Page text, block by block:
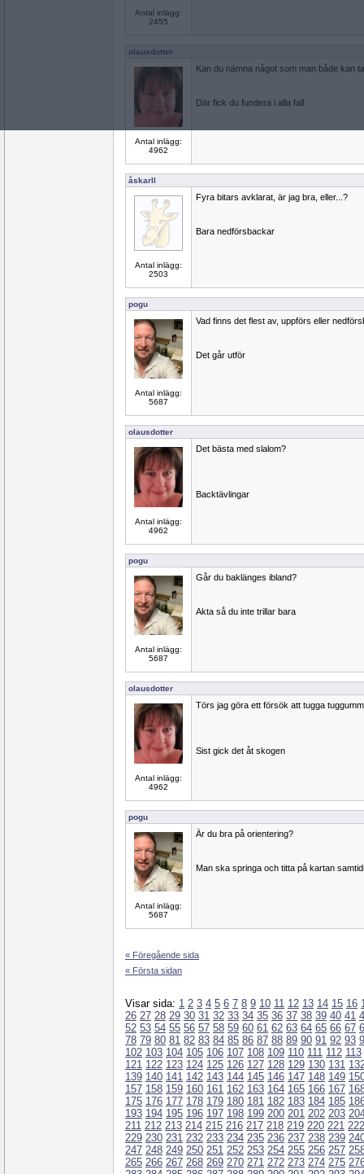
Antal inlägg:
2455
olausdotter
Antal inlägg:
4962
Kan du nämna något som man både kan
Där fick du fundera i alla fall
åskarll
Antal inlägg:
2503
Fyra bitars avklarat, är jag bra, eller...?
Bara nedförsbackar
pogu
Antal inlägg:
5687
Vad finns det flest av, uppförs eller
Det går utför
olausdotter
Antal inlägg:
4962
Det bästa med slalom?
Backtävlingar
pogu
Antal inlägg:
5687
Går du baklänges ibland?
Akta så du inte trillar bara
olausdotter
Antal inlägg:
4962
Törs jag göra ett försök att tugga
Sist gick det åt skogen
pogu
Antal inlägg:
5687
Är du bra på orientering?
Man ska springa och titta på kartan
« Föregående sida
« Första sidan
Visar sida: 1 2 3 4 5 6 7 8 9 10 11 12 13 14 15 16
26 27 28 29 30 31 32 33 34 35 36 37 38 39 40 41
52 53 54 55 56 57 58 59 60 61 62 63 64 65 66 67
78 79 80 81 82 83 84 85 86 87 88 89 90 91 92 93
102 103 104 105 106 107 108 109 110 111 112 113
121 122 123 124 125 126 127 128 129 130 131
139 140 141 142 143 144 145 146 147 148 149
157 158 159 160 161 162 163 164 165 166 167
175 176 177 178 179 180 181 182 183 184 185
193 194 195 196 197 198 199 200 201 202 203
211 212 213 214 215 216 217 218 219 220 221 222
229 230 231 232 233 234 235 236 237 238 239
247 248 249 250 251 252 253 254 255 256 257
265 266 267 268 269 270 271 272 273 274 275